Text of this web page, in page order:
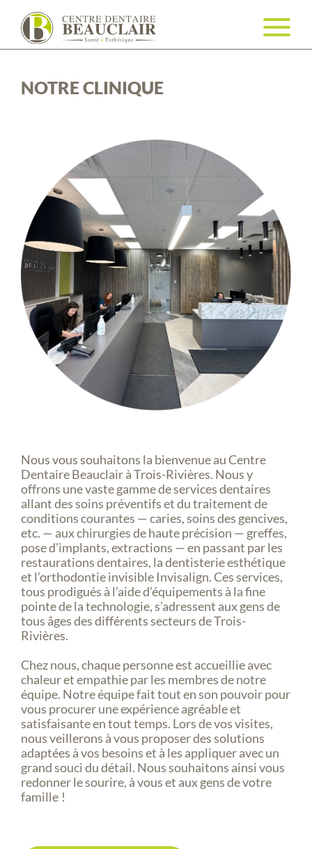
NOTRE CLINIQUE
Nous vous souhaitons la bienvenue au Centre
Dentaire Beauclair à Trois-Rivières. Nous y
offrons une vaste gamme de services dentaires
allant des soins préventifs et du traitement de
conditions courantes — caries, soins des gencives,
etc. — aux chirurgies de haute précision — greffes,
pose d’implants, extractions — en passant par les
restaurations dentaires, la dentisterie esthétique
et l’orthodontie invisible Invisalign. Ces services,
tous prodigués à l’aide d’équipements à la fine
pointe de la technologie, s’adressent aux gens de
tous âges des différents secteurs de Trois-
Rivières.
Chez nous, chaque personne est accueillie avec
chaleur et empathie par les membres de notre
équipe. Notre équipe fait tout en son pouvoir pour
vous procurer une expérience agréable et
satisfaisante en tout temps. Lors de vos visites,
nous veillerons à vous proposer des solutions
adaptées à vos besoins et à les appliquer avec un
grand souci du détail. Nous souhaitons ainsi vous
redonner le sourire, à vous et aux gens de votre
famille !